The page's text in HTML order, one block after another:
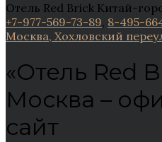
Отель Red Brick Китай-
+7-977-569-73-89, 8-495-
Москва, Хохловский
«Отель Red
Москва –
сайт